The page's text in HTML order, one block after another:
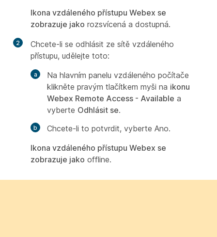
Ikona vzdáleného přístupu Webex se
zobrazuje jako rozsvícená a dostupná.
2
Chcete-li se odhlásit ze sítě vzdáleného
přístupu, udělejte toto:
Na hlavním panelu vzdáleného počítače
klikněte pravým tlačítkem myši na ikonu
Webex Remote Access - Available a
vyberte Odhlásit se.
Chcete-li to potvrdit, vyberte Ano.
Ikona vzdáleného přístupu Webex se
zobrazuje jako offline.